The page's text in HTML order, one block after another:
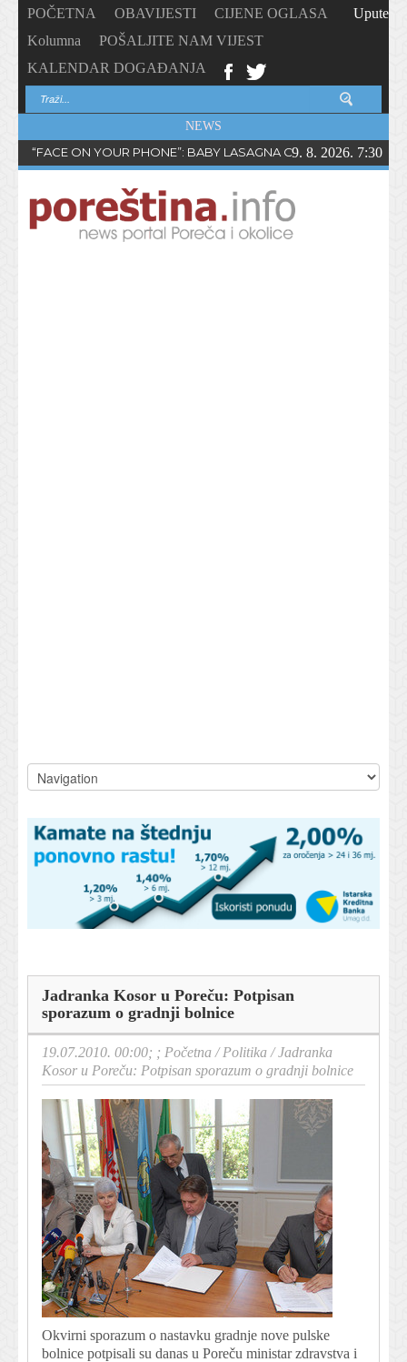
POČETNA OBAVIJESTI
CIJENE OGLASA
Kolumna
POŠALJITE NAM VIJEST
KALENDAR DOGAĐANJA
Upute
NEWS
“FACE ON YOUR PHONE”: BABY LASAGNA OBJAVIO NOVI
9. 8. 2026. 7:30
Jadranka Kosor u Poreču: Potpisan
sporazum o gradnji bolnice
19.07.2010. 00:00; ; Početna /Politika /Jadranka
Kosor u Poreču: Potpisan sporazum o gradnji bolnice
Okvirni sporazum o nastavku gradnje nove pulske
bolnice potpisali su danas u Poreču ministar zdravstva i